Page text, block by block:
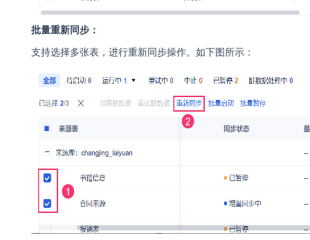
批量重新同步：
支持选择多张表，进行重新同步操作。如下图所示：